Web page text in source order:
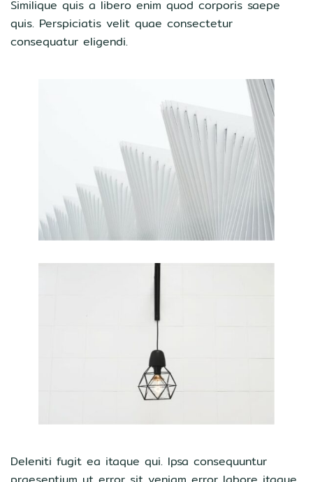
Similique quis a libero enim quod corporis saepe
quis. Perspiciatis velit quae consectetur
consequatur eligendi.
Deleniti fugit ea itaque qui. Ipsa consequuntur